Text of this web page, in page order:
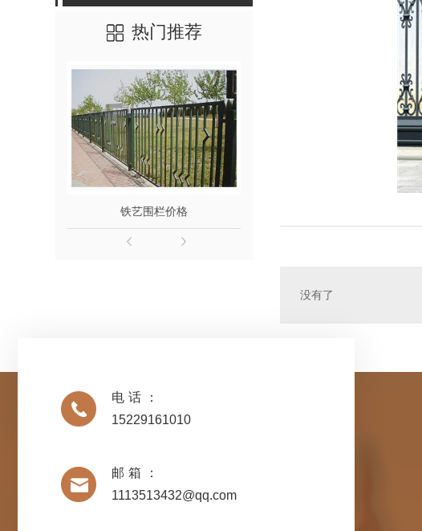
热门推荐
铁艺围栏价格
没有了
电话：
15229161010
邮箱：
1113513432@qq.com